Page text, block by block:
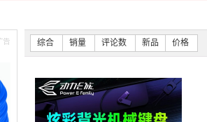
综合 销量 评论数 新品 价格